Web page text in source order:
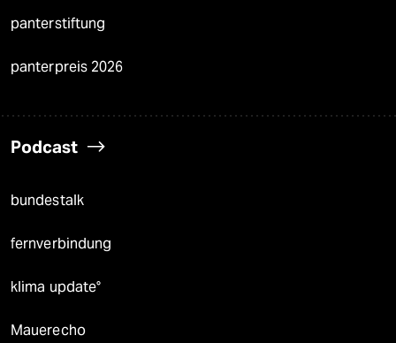
panterstiftung
panterpreis 2026
Podcast
bundestalk
fernverbindung
klima update°
Mauerecho